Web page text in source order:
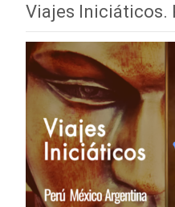
Viajes Iniciáticos.